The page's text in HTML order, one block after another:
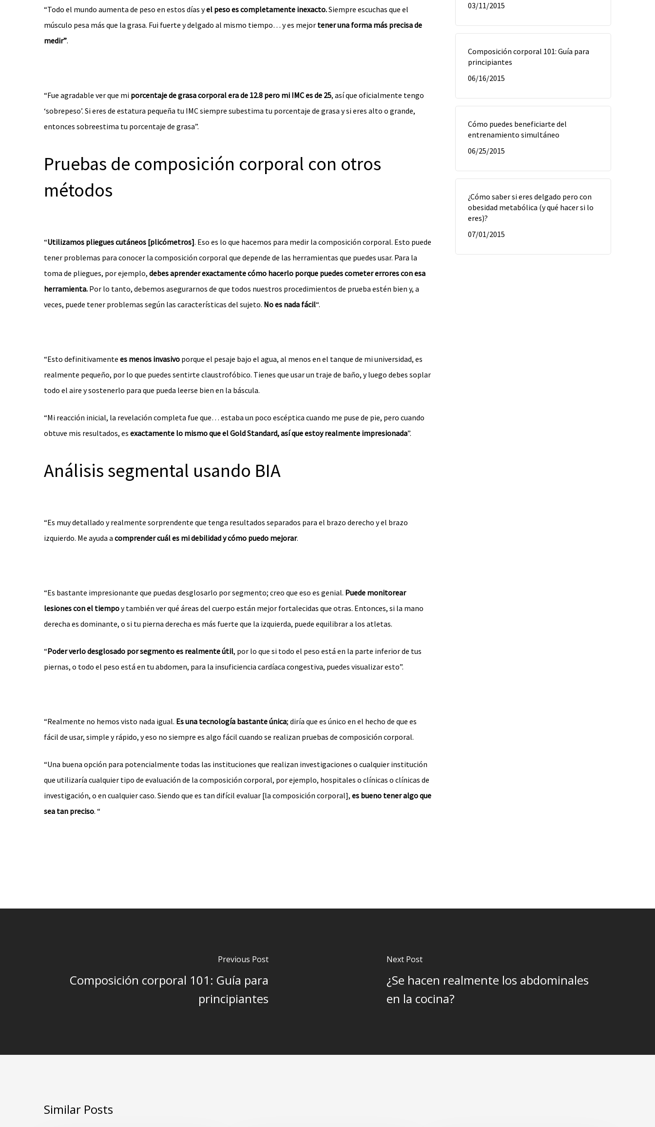
“Todo el mundo aumenta de peso en estos días yel peso es completamente inexacto.Siempre escuchas que el
músculo pesa más que la grasa. Fui fuerte y delgado al mismo tiempo… y es mejor tener una forma más precisa de
medir”.
“Fue agradable ver que mi porcentaje de grasa corporal era de 12.8 pero mi IMC es de 25, así que oficialmente tengo
‘sobrepeso’. Si eres de estatura pequeña tu IMC siempre subestima tu porcentaje de grasa y si eres alto o grande,
entonces sobreestima tu porcentaje de grasa”.
Pruebas de composición corporal con otros
métodos
“Utilizamos pliegues cutáneos [plicómetros]. Eso es lo que hacemos para medir la composición corporal. Esto puede
tener problemas para conocer la composición corporal que depende de las herramientas que puedes usar. Para la
toma de pliegues, por ejemplo, debes aprender exactamente cómo hacerlo porque puedes cometer errores con esa
herramienta. Por lo tanto, debemos asegurarnos de que todos nuestros procedimientos de prueba estén bien y, a
veces, puede tener problemas según las características del sujeto. No es nada fácil“.
“Esto definitivamente es menos invasivo porque el pesaje bajo el agua, al menos en el tanque de mi universidad, es
realmente pequeño, por lo que puedes sentirte claustrofóbico. Tienes que usar un traje de baño, y luego debes soplar
todo el aire y sostenerlo para que pueda leerse bien en la báscula.
“Mi reacción inicial, la revelación completa fue que… estaba un poco escéptica cuando me puse de pie, pero cuando
obtuve mis resultados, es exactamente lo mismo que el Gold Standard, así que estoy realmente impresionada”.
Análisis segmental usando BIA
“Es muy detallado y realmente sorprendente que tenga resultados separados para el brazo derecho y el brazo
izquierdo. Me ayuda a comprender cuál es mi debilidad y cómo puedo mejorar.
“Es bastante impresionante que puedas desglosarlo por segmento; creo que eso es genial. Puede monitorear
lesiones con el tiempoy también ver qué áreas del cuerpo están mejor fortalecidas que otras. Entonces, si la mano
derecha es dominante, o si tu pierna derecha es más fuerte que la izquierda, puede equilibrar a los atletas.
“Poder verlo desglosado por segmento es realmente útil, por lo que si todo el peso está en la parte inferior de tus
piernas, o todo el peso está en tu abdomen, para la insuficiencia cardíaca congestiva, puedes visualizar esto”.
“Realmente no hemos visto nada igual. Es una tecnología bastante única; diría que es único en el hecho de que es
fácil de usar, simple y rápido, y eso no siempre es algo fácil cuando se realizan pruebas de composición corporal.
“Una buena opción para potencialmente todas las instituciones que realizan investigaciones o cualquier institución
que utilizaría cualquier tipo de evaluación de la composición corporal, por ejemplo, hospitales o clínicas o clínicas de
investigación, o en cualquier caso. Siendo que es tan difícil evaluar [la composición corporal], es bueno tener algo que
sea tan preciso. “
03/11/2015
Composición corporal 101: Guía para
principiantes
06/16/2015
Cómo puedes beneficiarte del
entrenamiento simultáneo
06/25/2015
¿Cómo saber si eres delgado pero con
obesidad metabólica (y qué hacer si lo
eres)?
07/01/2015
Previous Post
Composición corporal 101: Guía para
principiantes
Next Post
¿Se hacen realmente los abdominales
en la cocina?
Similar Posts